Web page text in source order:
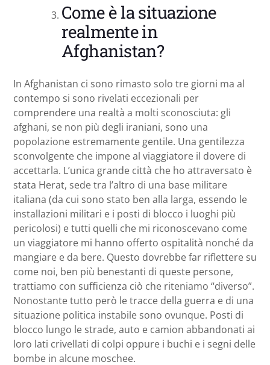
Come è la situazione
realmente in
Afghanistan?
In Afghanistan ci sono rimasto solo tre giorni ma al
contempo si sono rivelati eccezionali per
comprendere una realtà a molti sconosciuta: gli
afghani, se non più degli iraniani, sono una
popolazione estremamente gentile. Una gentilezza
sconvolgente che impone al viaggiatore il dovere di
accettarla. L’unica grande città che ho attraversato è
stata Herat, sede tra l’altro di una base militare
italiana (da cui sono stato ben alla larga, essendo le
installazioni militari e i posti di blocco i luoghi più
pericolosi) e tutti quelli che mi riconoscevano come
un viaggiatore mi hanno offerto ospitalità nonché da
mangiare e da bere. Questo dovrebbe far riflettere su
come noi, ben più benestanti di queste persone,
trattiamo con sufficienza ciò che riteniamo “diverso”.
Nonostante tutto però le tracce della guerra e di una
situazione politica instabile sono ovunque. Posti di
blocco lungo le strade, auto e camion abbandonati ai
loro lati crivellati di colpi oppure i buchi e i segni delle
bombe in alcune moschee.